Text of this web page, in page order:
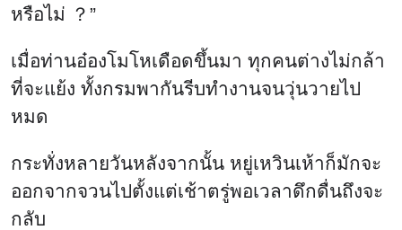
หรือไม่ ？”
เมื่อท่านอ๋องโมโหเดือดขึ้นมา ทุกคนต่างไม่กล้า
ที่จะแย้ง ทั้งกรมพากันรีบทำงานจนวุ่นวายไป
หมด
กระทั่งหลายวันหลังจากนั้น หยู่เหวินเห้าก็มักจะ
ออกจากจวนไปตั้งแต่เช้าตรู่พอเวลาดึกดื่นถึงจะ
กลับ